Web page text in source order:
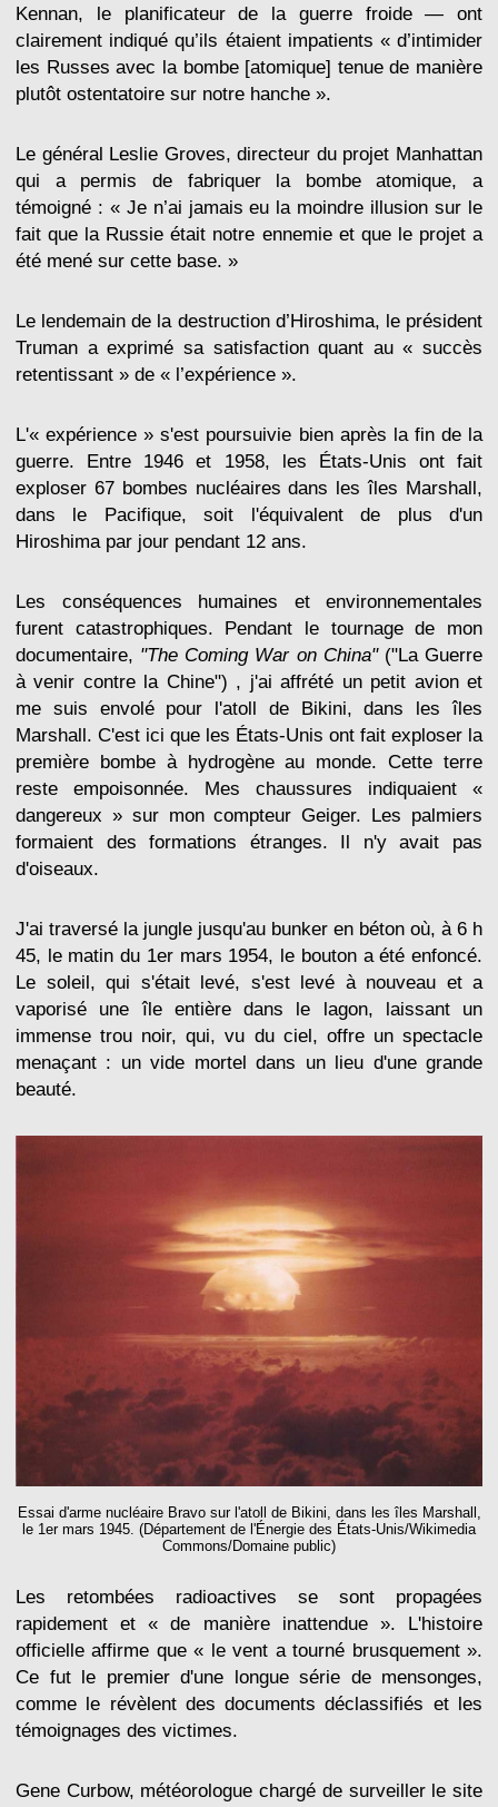
Kennan, le planificateur de la guerre froide — ont
clairement indiqué qu’ils étaient impatients « d’intimider
les Russes avec la bombe [atomique] tenue de manière
plutôt ostentatoire sur notre hanche ».
Le général Leslie Groves, directeur du projet Manhattan
qui a permis de fabriquer la bombe atomique, a
témoigné : « Je n’ai jamais eu la moindre illusion sur le
fait que la Russie était notre ennemie et que le projet a
été mené sur cette base. »
Le lendemain de la destruction d’Hiroshima, le président
Truman a exprimé sa satisfaction quant au « succès
retentissant » de « l’expérience ».
L'« expérience » s'est poursuivie bien après la fin de la
guerre. Entre 1946 et 1958, les États-Unis ont fait
exploser 67 bombes nucléaires dans les îles Marshall,
dans le Pacifique, soit l'équivalent de plus d'un
Hiroshima par jour pendant 12 ans.
Les conséquences humaines et environnementales
furent catastrophiques. Pendant le tournage de mon
documentaire, "The Coming War on China"("La Guerre
à venir contre la Chine") , j'ai affrété un petit avion et
me suis envolé pour l'atoll de Bikini, dans les îles
Marshall. C'est ici que les États-Unis ont fait exploser la
première bombe à hydrogène au monde. Cette terre
reste empoisonnée. Mes chaussures indiquaient «
dangereux » sur mon compteur Geiger. Les palmiers
formaient des formations étranges. Il n'y avait pas
d'oiseaux.
J'ai traversé la jungle jusqu'au bunker en béton où, à 6 h
45, le matin du 1er mars 1954, le bouton a été enfoncé.
Le soleil, qui s'était levé, s'est levé à nouveau et a
vaporisé une île entière dans le lagon, laissant un
immense trou noir, qui, vu du ciel, offre un spectacle
menaçant : un vide mortel dans un lieu d'une grande
beauté.
Essai d'arme nucléaire Bravo sur l'atoll de Bikini, dans les îles Marshall,
le 1er mars 1945. (Département de l'Énergie des États-Unis/Wikimedia
Commons/Domaine public)
Les retombées radioactives se sont propagées
rapidement et « de manière inattendue ». L'histoire
officielle affirme que « le vent a tourné brusquement ».
Ce fut le premier d'une longue série de mensonges,
comme le révèlent des documents déclassifiés et les
témoignages des victimes.
Gene Curbow, météorologue chargé de surveiller le site